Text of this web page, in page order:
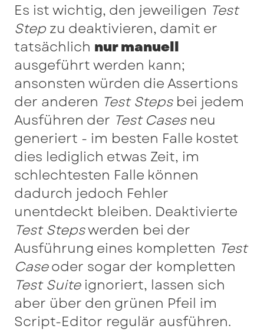
Es ist wichtig, den jeweiligen Test
Step zu deaktivieren, damit er
tatsächlich nur manuell
ausgeführt werden kann;
ansonsten würden die Assertions
der anderen Test Stepsbei jedem
Ausführen der Test Casesneu
generiert - im besten Falle kostet
dies lediglich etwas Zeit, im
schlechtesten Falle können
dadurch jedoch Fehler
unentdeckt bleiben. Deaktivierte
Test Stepswerden bei der
Ausführung eines kompletten Test
Caseoder sogar der kompletten
Test Suiteignoriert, lassen sich
aber über den grünen Pfeil im
Script-Editor regulär ausführen.